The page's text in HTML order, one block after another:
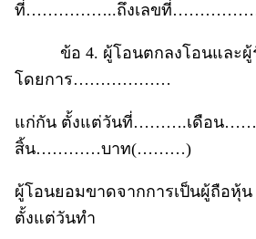
ที่……………..ถึงเลขที่
ข้อ 4. ผู้โอนตกลงโอนและผู้รั
โดยการ………………
แก่กัน ตั้งแต่วันที่……….เดือน
สิ้น…………บาท(………)
ผู้โอนยอมขาดจากการเป็นผู้ถือหุ้
ตั้งแต่วันทำ